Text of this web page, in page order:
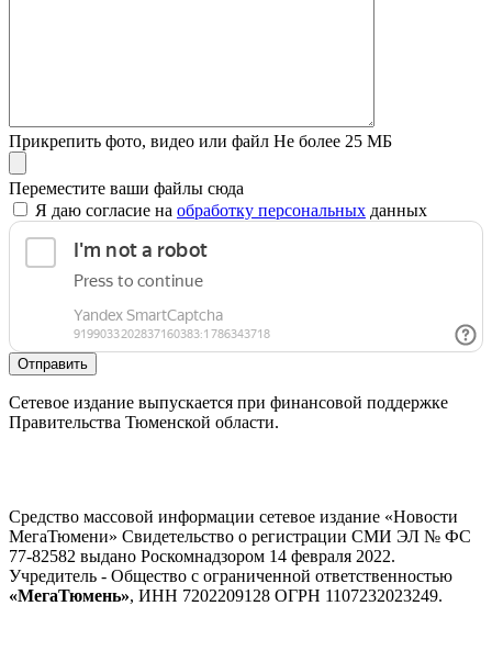
Прикрепить фото, видео или файл Не более 25 МБ
Переместите ваши файлы сюда
Я даю согласие на обработку персональных данных
Отправить
Сетевое издание выпускается при финансовой поддержке
Правительства Тюменской области.
Средство массовой информации сетевое издание «Новости
МегаТюмени» Свидетельство о регистрации СМИ ЭЛ № ФС
77-82582 выдано Роскомнадзором 14 февраля 2022.
Учредитель - Общество с ограниченной ответственностью
«МегаТюмень», ИНН 7202209128 ОГРН 1107232023249.